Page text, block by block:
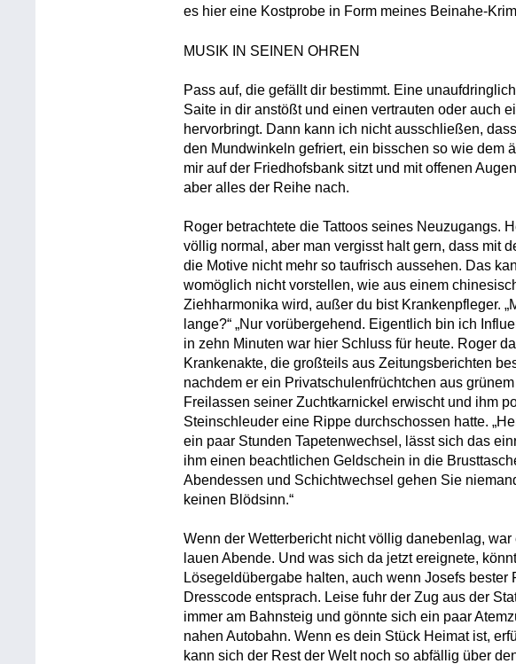
es hier eine Kostprobe in Form meines Beinahe-
MUSIK IN SEINEN OHREN
Pass auf, die gefällt dir bestimmt. Eine
Saite in dir anstößt und einen vertrauten oder auch
hervorbringt. Dann kann ich nicht ausschließen,
den Mundwinkeln gefriert, ein bisschen so wie dem
mir auf der Friedhofsbank sitzt und mit offenen
aber alles der Reihe nach.
Roger betrachtete die Tattoos seines Neuzugangs.
völlig normal, aber man vergisst halt gern, dass mit
die Motive nicht mehr so taufrisch aussehen. Das
womöglich nicht vorstellen, wie aus einem
Ziehharmonika wird, außer du bist Krankenpfleger.
lange?“ „Nur vorübergehend. Eigentlich bin ich
in zehn Minuten war hier Schluss für heute. Roger
Krankenakte, die großteils aus Zeitungsberichten
nachdem er ein Privatschulenfrüchtchen aus
Freilassen seiner Zuchtkarnickel erwischt und ihm
Steinschleuder eine Rippe durchschossen hatte.
ein paar Stunden Tapetenwechsel, lässt sich das
ihm einen beachtlichen Geldschein in die
Abendessen und Schichtwechsel gehen Sie
keinen Blödsinn.“
Wenn der Wetterbericht nicht völlig danebenlag, war
lauen Abende. Und was sich da jetzt ereignete,
Lösegeldübergabe halten, auch wenn Josefs bester
Dresscode entsprach. Leise fuhr der Zug aus der
immer am Bahnsteig und gönnte sich ein paar
nahen Autobahn. Wenn es dein Stück Heimat ist,
kann sich der Rest der Welt noch so abfällig über